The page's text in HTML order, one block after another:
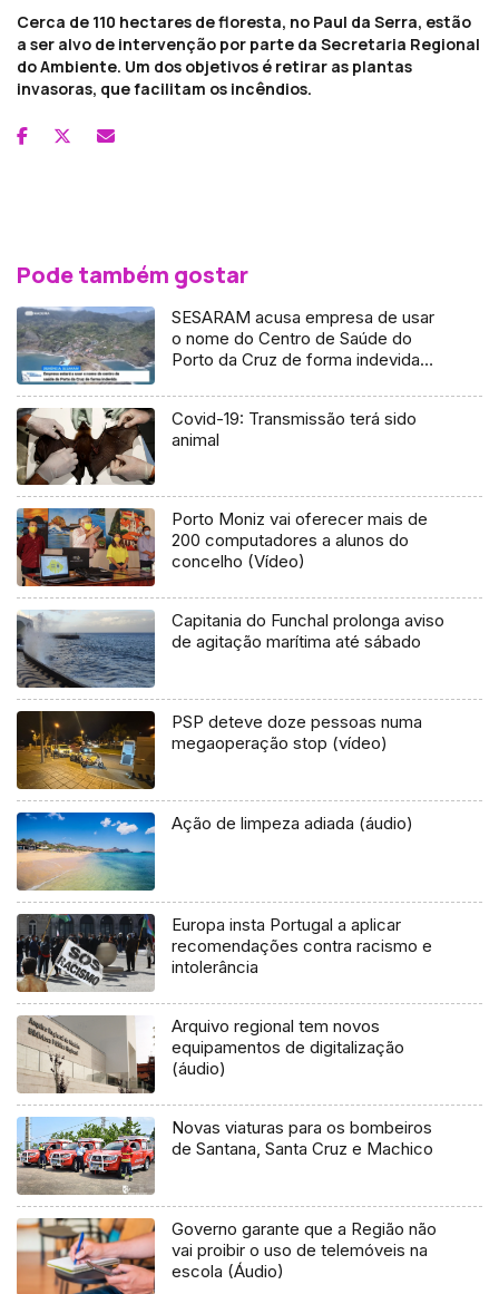
Cerca de 110 hectares de floresta, no Paul da Serra, estão
a ser alvo de intervenção por parte da Secretaria Regional
do Ambiente. Um dos objetivos é retirar as plantas
invasoras, que facilitam os incêndios.
Pode também gostar
SESARAM acusa empresa de usar
o nome do Centro de Saúde do
Porto da Cruz de forma indevida
Covid-19: Transmissão terá sido
animal
Porto Moniz vai oferecer mais de
200 computadores a alunos do
concelho (Vídeo)
Capitania do Funchal prolonga aviso
de agitação marítima até sábado
PSP deteve doze pessoas numa
megaoperação stop (vídeo)
Ação de limpeza adiada (áudio)
Europa insta Portugal a aplicar
recomendações contra racismo e
intolerância
Arquivo regional tem novos
equipamentos de digitalização
(áudio)
Novas viaturas para os bombeiros
de Santana, Santa Cruz e Machico
Governo garante que a Região não
vai proibir o uso de telemóveis na
escola (Áudio)